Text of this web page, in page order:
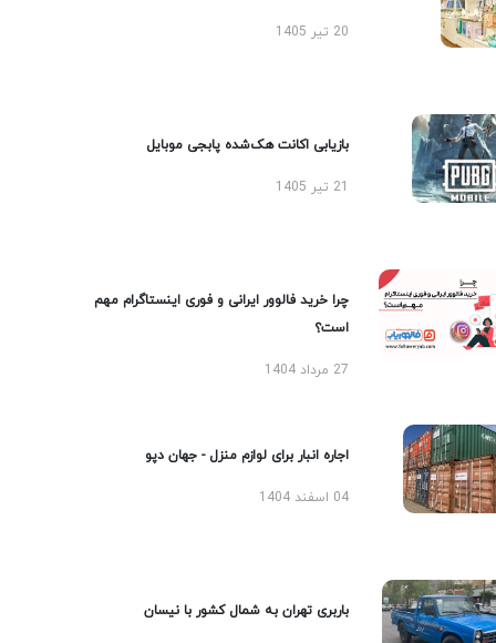
20 تیر 1405
بازیابی اکانت هک‌شده پابجی موبایل
چرا خرید فالوور ایرانی و فوری اینستاگرام مهم
است؟
27 مرداد 1404
اجاره انبار برای لوازم منزل - جهان دپو
04 اسفند 1404
باربری تهران به شمال کشور با نیسان